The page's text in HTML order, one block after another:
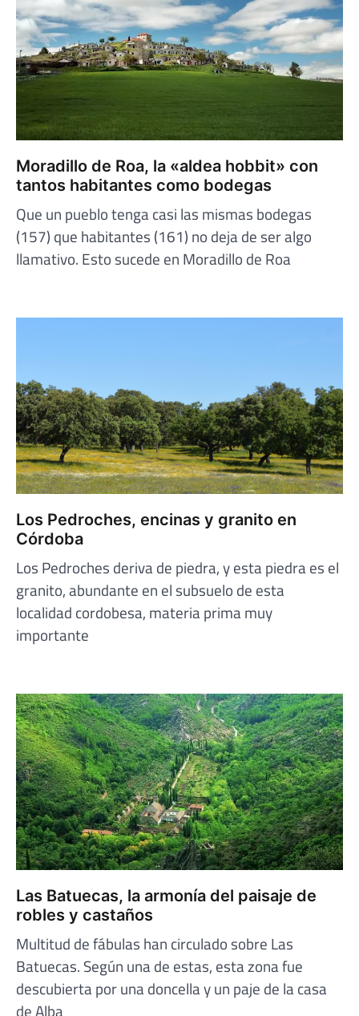
Moradillo de Roa, la «aldea hobbit» con
tantos habitantes como bodegas
Que un pueblo tenga casi las mismas bodegas
(157) que habitantes (161) no deja de ser algo
llamativo. Esto sucede en Moradillo de Roa
Los Pedroches, encinas y granito en
Córdoba
Los Pedroches deriva de piedra, y esta piedra es el
granito, abundante en el subsuelo de esta
localidad cordobesa, materia prima muy
importante
Las Batuecas, la armonía del paisaje de
robles y castaños
Multitud de fábulas han circulado sobre Las
Batuecas. Según una de estas, esta zona fue
descubierta por una doncella y un paje de la casa
de Alba